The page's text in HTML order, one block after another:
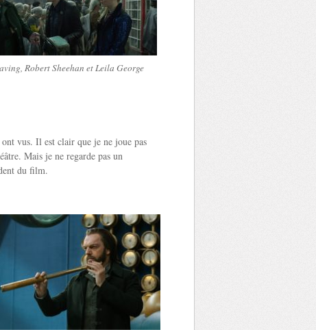
Robert Sheehan et Leila George
vus. Il est clair que je ne joue pas
Mais je ne regarde pas un
du film.